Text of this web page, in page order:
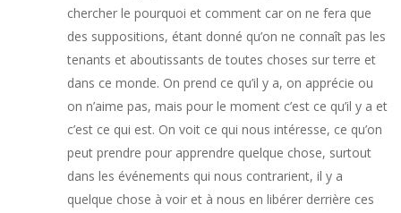
chercher le pourquoi et comment car on ne fera que
des suppositions, étant donné qu’on ne connaît pas les
tenants et aboutissants de toutes choses sur terre et
dans ce monde. On prend ce qu’il y a, on apprécie ou
on n’aime pas, mais pour le moment c’est ce qu’il y a et
c’est ce qui est. On voit ce qui nous intéresse, ce qu’on
peut prendre pour apprendre quelque chose, surtout
dans les événements qui nous contrarient, il y a
quelque chose à voir et à nous en libérer derrière ces